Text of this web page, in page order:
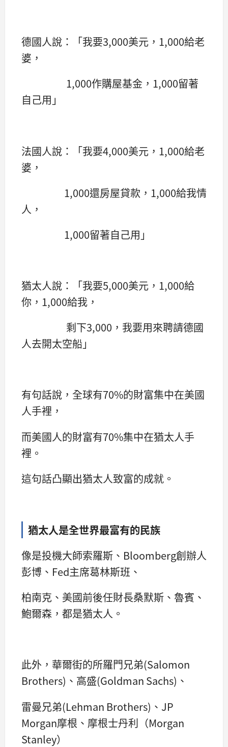
德國人說：「我要3,000美元，1,000給老
婆，
1,000作購屋基金，1,000留著
自己用」
法國人說：「我要4,000美元，1,000給老
婆，
1,000還房屋貸款，1,000給我情
人，
1,000留著自己用」
猶太人說：「我要5,000美元，1,000給
你，1,000給我，
剩下3,000，我要用來聘請德國
人去開太空船」
有句話說，全球有70%的財富集中在美國
人手裡，
而美國人的財富有70%集中在猶太人手
裡。
這句話凸顯出猶太人致富的成就。
猶太人是全世界最富有的民族
像是投機大師索羅斯、Bloomberg創辦人
彭博、Fed主席葛林斯班、
柏南克、美國前後任財長桑默斯、魯賓、
鮑爾森，都是猶太人。
此外，華爾街的所羅門兄弟(Salomon
Brothers)、高盛(Goldman Sachs)、
雷曼兄弟(Lehman Brothers)、JP
Morgan摩根、摩根士丹利（Morgan
Stanley）